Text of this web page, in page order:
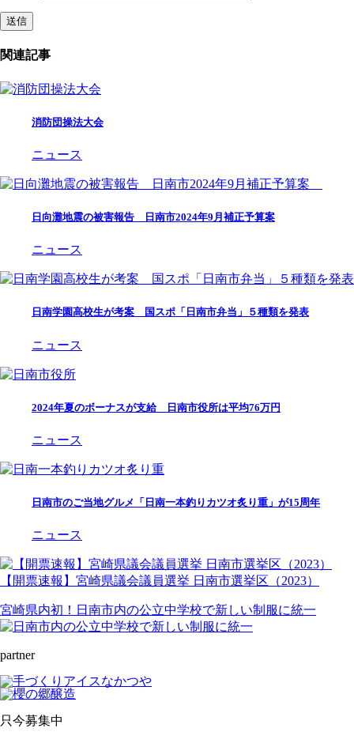
関連記事
消防団操法大会
ニュース
日向灘地震の被害報告 日南市2024年9月補正予算案
ニュース
日南学園高校生が考案 国スポ「日南市弁当」５種類を発表
ニュース
2024年夏のボーナスが支給 日南市役所は平均76万円
ニュース
日南市のご当地グルメ「日南一本釣りカツオ炙り重」が15周年
ニュース
【開票速報】宮崎県議会議員選挙 日南市選挙区（2023）
宮崎県内初！日南市内の公立中学校で新しい制服に統一
partner
只今募集中